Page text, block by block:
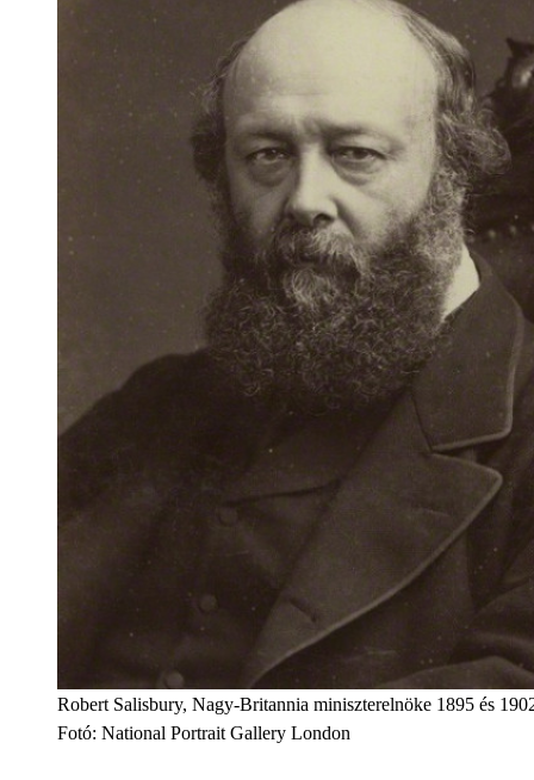
Robert Salisbury, Nagy-Britannia miniszterelnöke 1895 és
Fotó: National Portrait Gallery London